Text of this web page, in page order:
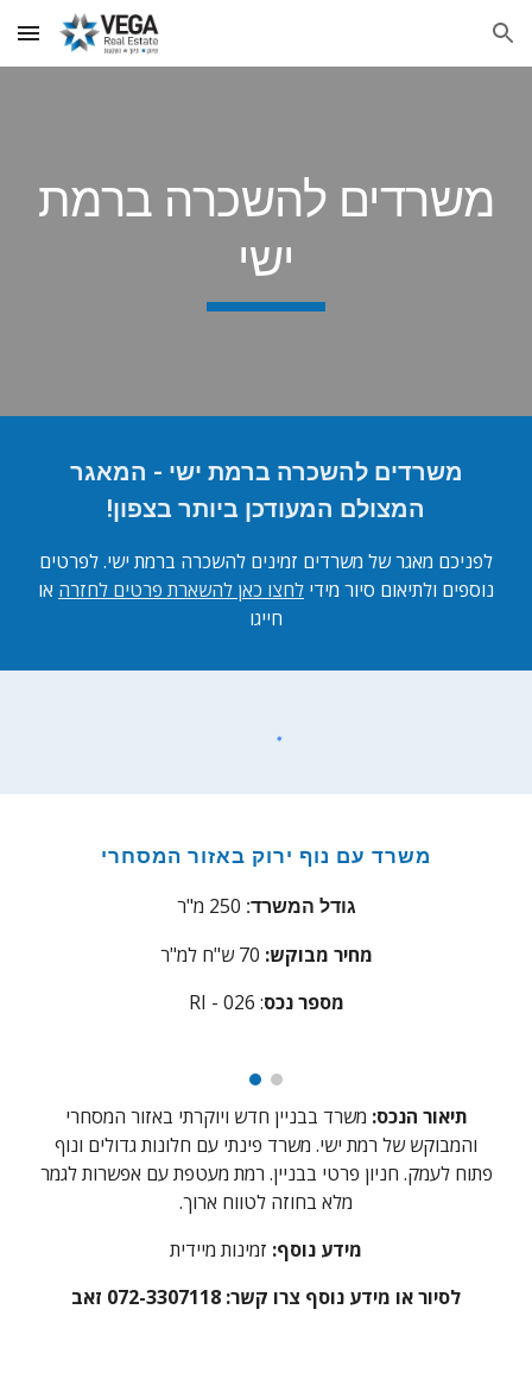
Skip to main content Skip to navigation
משרדים להשכרה ברמת
ישי
משרדים להשכרה ברמת ישי - המאגר
המצולם המעודכן ביותר בצפון!
לפניכם מאגר של משרדים זמינים להשכרה ברמת ישי.לפרטים
נוספים ולתיאום סיור מידי לחצו כאן להשארת פרטים לחזרה או
חייגו
משרד עם נוף ירוק באזור המסחרי
גודל המשרד: 250 מ"ר
מחיר מבוקש: 70 ש"ח למ"ר
מספר נכס: RI - 02
6
תיאור הנכס: משרד בבניין חדש ויוקרתי באזור המסחרי
והמבוקש של רמת ישי. משרד פינתי עם חלונות גדולים ונוף
פתוח לעמק. חניון פרטי בבניין. רמת מעטפת עם אפשרות לגמר
מלא בחוזה לטווח ארוך.
מידע נוסף: זמינות מיידית
לסיור או מידע נוסף צרו קשר: 072-3307118 זאב